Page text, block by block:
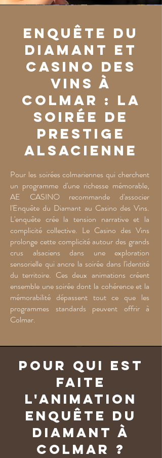
Enquête du
Diamant et
Casino des
Vins à
Colmar : la
soirée de
prestige
alsacienne
Pour les soirées colmariennes qui cherchent
un programme d'une richesse mémorable,
AE CASINO recommande d'associer
l'Enquête du Diamant au Casino des Vins.
L'enquête crée la tension narrative et la
complicité collective. Le Casino des Vins
prolonge cette complicité autour des grands
crus alsaciens dans une exploration
sensorielle qui ancre la soirée dans l'identité
du territoire. Ces deux animations créent
ensemble une soirée dont la cohérence et la
mémorabilité dépassent tout ce que les
programmes standards peuvent offrir à
Colmar.
Pour qui est
faite
l'animation
Enquête du
Diamant à
Colmar ?